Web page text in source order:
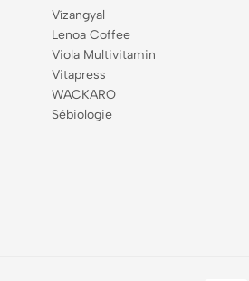
Vízangyal
Lenoa Coffee
Viola Multivitamin
Vitapress
WACKARO
Sébiologie